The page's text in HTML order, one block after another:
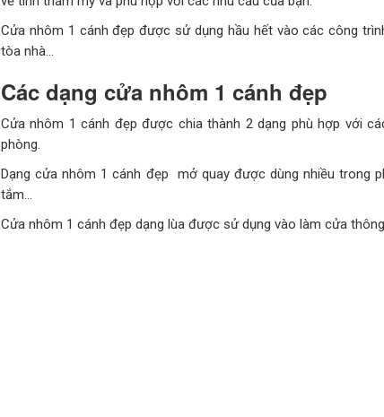
Cửa nhôm 1 cánh đẹp được sử dụng hầu hết vào các công
tòa nhà…
Các dạng cửa nhôm 1 cánh đẹp
Cửa nhôm 1 cánh đẹp được chia thành 2 dạng phù hợp với
phòng.
Dạng cửa nhôm 1 cánh đẹp mở quay được dùng nhiều trong
tắm…
Cửa nhôm 1 cánh đẹp dạng lùa được sử dụng vào làm cửa